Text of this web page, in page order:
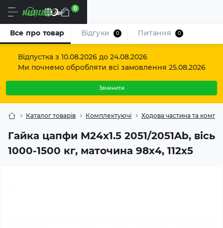
Відпустка з 10.08.2026 до 24.08.2026
Ми почнемо обробляти всі замовлення 25.08.2026
Зачинити
Uk 0
Каталог товарів Комплектуючі Ходова частина та
Гайка цапфи M24x1.5 2051/2051Ab, вісь
1000-1500 кг, маточина 98х4, 112х5
Все про товар Відгуки 0 Питання 0